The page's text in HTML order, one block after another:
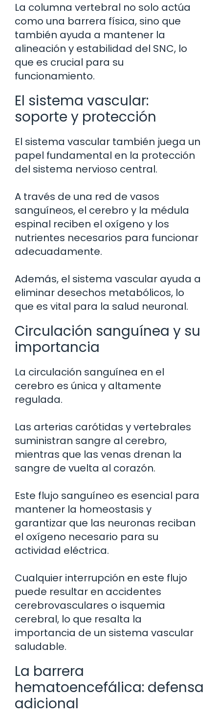
La columna vertebral no solo actúa
como una barrera física, sino que
también ayuda a mantener la
alineación y estabilidad del SNC, lo
que es crucial para su
funcionamiento.
El sistema vascular:
soporte y protección
El sistema vascular también juega un
papel fundamental en la protección
del sistema nervioso central.
A través de una red de vasos
sanguíneos, el cerebro y la médula
espinal reciben el oxígeno y los
nutrientes necesarios para funcionar
adecuadamente.
Además, el sistema vascular ayuda a
eliminar desechos metabólicos, lo
que es vital para la salud neuronal.
Circulación sanguínea y su
importancia
La circulación sanguínea en el
cerebro es única y altamente
regulada.
Las arterias carótidas y vertebrales
suministran sangre al cerebro,
mientras que las venas drenan la
sangre de vuelta al corazón.
Este flujo sanguíneo es esencial para
mantener la homeostasis y
garantizar que las neuronas reciban
el oxígeno necesario para su
actividad eléctrica.
Cualquier interrupción en este flujo
puede resultar en accidentes
cerebrovasculares o isquemia
cerebral, lo que resalta la
importancia de un sistema vascular
saludable.
La barrera
hematoencefálica: defensa
adicional